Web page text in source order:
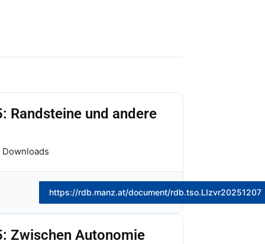
Randsteine und andere
Downloads
https://rdb.manz.at/document/rdb.tso.LIzvr20251207
Zwischen Autonomie